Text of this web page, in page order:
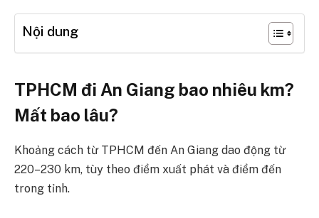
Nội dung
TPHCM đi An Giang bao nhiêu km?
Mất bao lâu?
Khoảng cách từ TPHCM đến An Giang dao động từ
220–230 km, tùy theo điểm xuất phát và điểm đến
trong tỉnh.